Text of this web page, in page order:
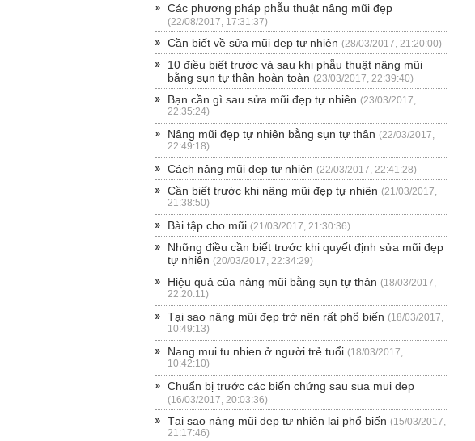
Các phương pháp phẫu thuật nâng mũi đẹp
(22/08/2017, 17:31:37)
Cần biết về sửa mũi đẹp tự nhiên (28/03/2017, 21:20:00)
10 điều biết trước và sau khi phẫu thuật nâng mũi
bằng sụn tự thân hoàn toàn (23/03/2017, 22:39:40)
Bạn cần gì sau sửa mũi đẹp tự nhiên (23/03/2017,
22:35:24)
Nâng mũi đẹp tự nhiên bằng sụn tự thân (22/03/2017,
22:49:18)
Cách nâng mũi đẹp tự nhiên (22/03/2017, 22:41:28)
Cần biết trước khi nâng mũi đẹp tự nhiên (21/03/2017,
21:38:50)
Bài tập cho mũi (21/03/2017, 21:30:36)
Những điều cần biết trước khi quyết định sửa mũi đẹp
tự nhiên (20/03/2017, 22:34:29)
Hiệu quả của nâng mũi bằng sụn tự thân (18/03/2017,
22:20:11)
Tại sao nâng mũi đẹp trở nên rất phổ biến (18/03/2017,
10:49:13)
Nang mui tu nhien ở người trẻ tuổi (18/03/2017,
10:42:10)
Chuẩn bị trước các biến chứng sau sua mui dep
(16/03/2017, 20:03:36)
Tại sao nâng mũi đẹp tự nhiên lại phổ biến (15/03/2017,
21:17:46)